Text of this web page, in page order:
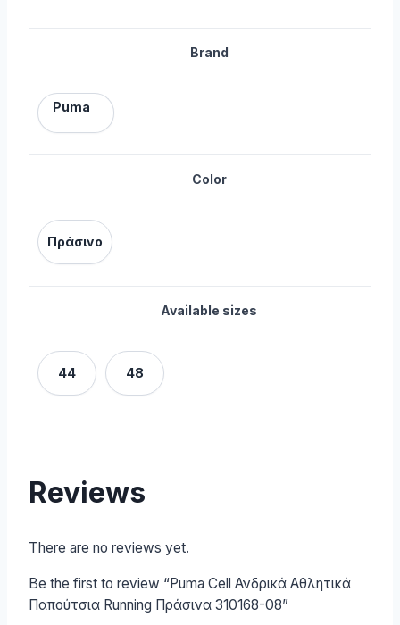
Brand
Puma
Color
Πράσινο
Available sizes
44 48
Reviews
There are no reviews yet.
Be the first to review “Puma Cell Ανδρικά Αθλητικά
Παπούτσια Running Πράσινα 310168-08”